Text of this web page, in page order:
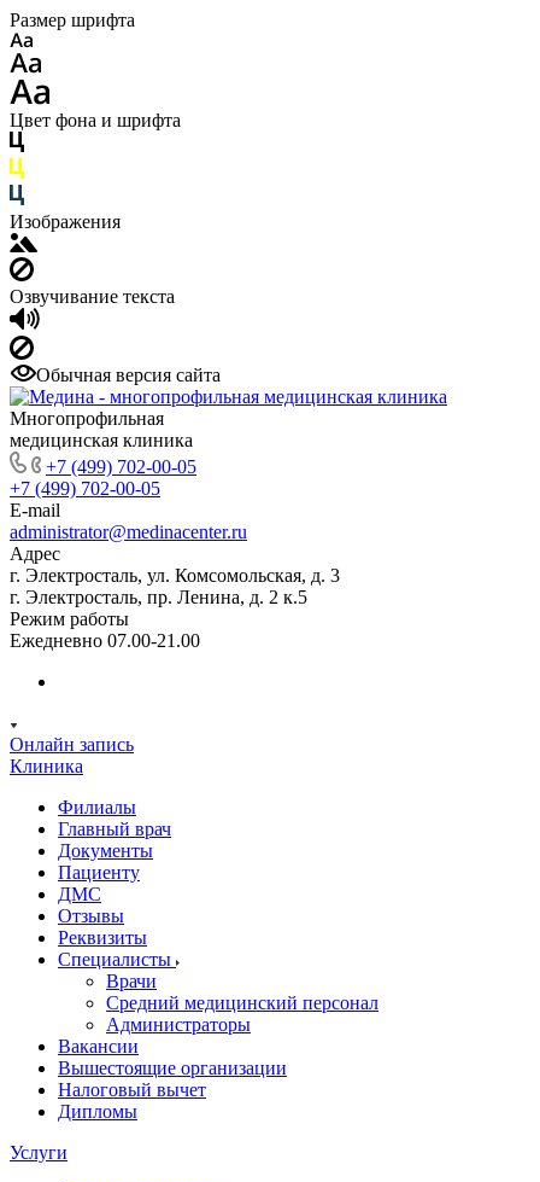
Размер шрифта
Цвет фона и шрифта
Изображения
Озвучивание текста
Обычная версия сайта
Многопрофильная
медицинская клиника
+7 (499) 702-00-05
+7 (499) 702-00-05
E-mail
administrator@medinacenter.ru
Адрес
г. Электросталь, ул. Комсомольская, д. 3
г. Электросталь, пр. Ленина, д. 2 к.5
Режим работы
Ежедневно 07.00-21.00
Онлайн запись
Клиника
Филиалы
Главный врач
Документы
Пациенту
ДМС
Отзывы
Реквизиты
Специалисты
Врачи
Средний медицинский персонал
Администраторы
Вакансии
Вышестоящие организации
Налоговый вычет
Дипломы
Услуги